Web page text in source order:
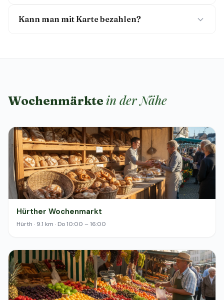
Kann man mit Karte bezahlen?
Wochenmärkte in der Nähe
Hürther Wochenmarkt
Hürth · 9.1 km · Do 10:00 – 16:00